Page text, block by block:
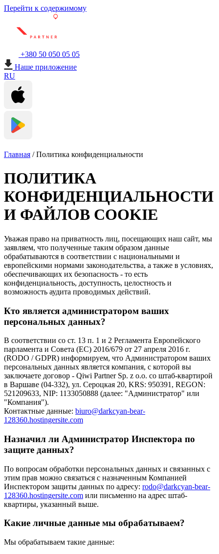
Перейти к содержимому
+380 50 050 05 05
Наше приложение
RU
Главная /Политика конфиденциальности
ПОЛИТИКА
КОНФИДЕНЦИАЛЬНОСТИ
И ФАЙЛОВ COOKIE
Уважая право на приватность лиц, посещающих наш сайт, мы
заявляем, что полученные таким образом данные
обрабатываются в соответствии с национальными и
европейскими нормами законодательства, а также в условиях,
обеспечивающих их безопасность - то есть
конфиденциальность, доступность, целостность и
возможность аудита проводимых действий.
Кто является администратором ваших
персональных данных?
В соответствии со ст. 13 п. 1 и 2 Регламента Европейского
парламента и Совета (ЕС) 2016/679 от 27 апреля 2016 г.
(RODO / GDPR) информируем, что Администратором ваших
персональных данных является компания, с которой вы
заключаете договор - Qiwi Partner Sp. z o.o. со штаб-квартирой
в Варшаве (04-332), ул. Сероцкая 20, KRS: 950391, REGON:
521209633, NIP: 1133050888 (далее: "Администратор" или
"Компания").
Контактные данные: biuro@darkcyan-bear-
128360.hostingersite.com
Назначил ли Администратор Инспектора по
защите данных?
По вопросам обработки персональных данных и связанных с
этим прав можно связаться с назначенным Компанией
Инспектором защиты данных по адресу: rodo@darkcyan-bear-
128360.hostingersite.com или письменно на адрес штаб-
квартиры, указанный выше.
Какие личные данные мы обрабатываем?
Мы обрабатываем такие данные: